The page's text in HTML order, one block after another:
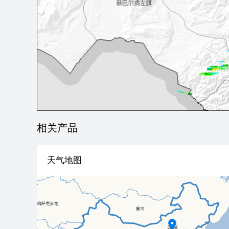
相关产品
天气地图